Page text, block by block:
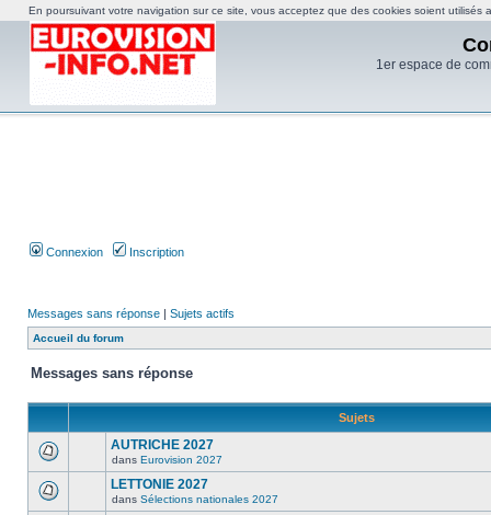
1er espace de
Connexion Inscription
Messages sans réponse | Sujets actifs
Accueil du forum
Messages sans réponse
Sujets
AUTRICHE 2027
dans Eurovision 2027
LETTONIE 2027
dans Sélections nationales 2027
En poursuivant votre navigation sur ce site, vous acceptez que des cookies soient